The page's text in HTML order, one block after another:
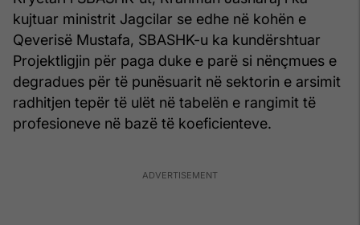
kujtuar ministrit Jagcilar se edhe në kohën e
Qeverisë Mustafa, SBASHK-u ka kundërshtuar
Projektligjin për paga duke e parë si nënçmues e
degradues për të punësuarit në sektorin e arsimit
radhitjen tepër të ulët në tabelën e rangimit të
profesioneve në bazë të koeficienteve.